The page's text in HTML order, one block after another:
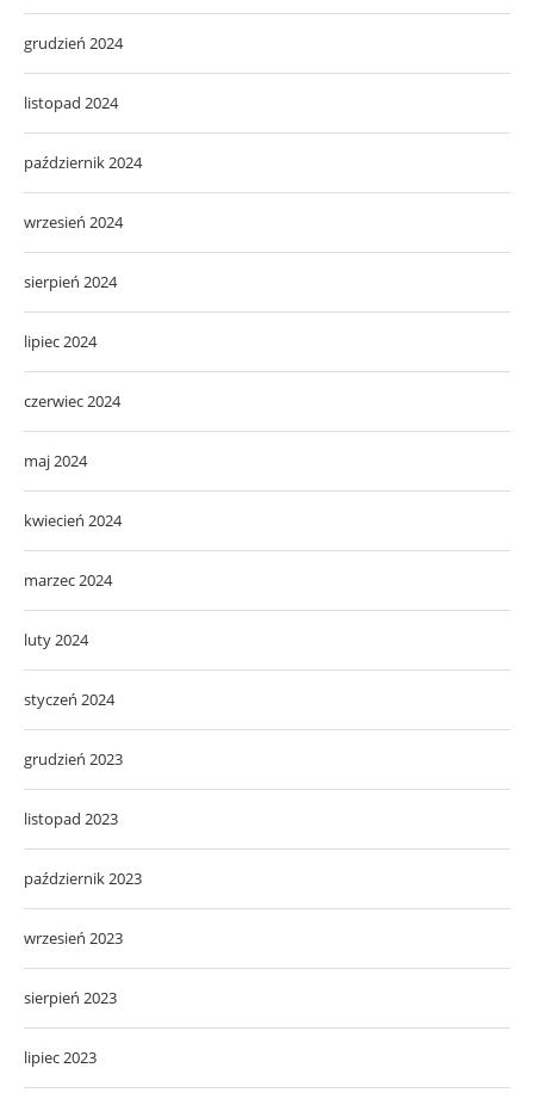
grudzień 2024
listopad 2024
październik 2024
wrzesień 2024
sierpień 2024
lipiec 2024
czerwiec 2024
maj 2024
kwiecień 2024
marzec 2024
luty 2024
styczeń 2024
grudzień 2023
listopad 2023
październik 2023
wrzesień 2023
sierpień 2023
lipiec 2023